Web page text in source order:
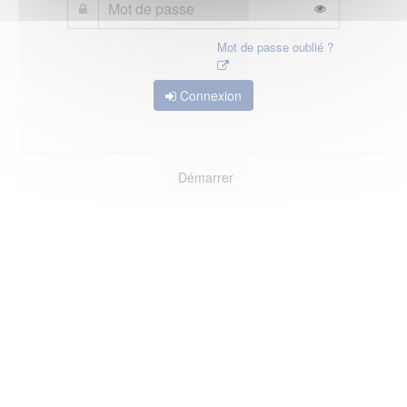
Mot de passe oublié ?
Connexion
Démarrer